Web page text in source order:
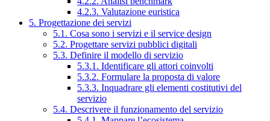
4.2.3. Valutazione euristica
5. Progettazione dei servizi
5.1. Cosa sono i servizi e il service design
5.2. Progettare servizi pubblici digitali
5.3. Definire il modello di servizio
5.3.1. Identificare gli attori coinvolti
5.3.2. Formulare la proposta di valore
5.3.3. Inquadrare gli elementi costitutivi del
servizio
5.4. Descrivere il funzionamento del servizio